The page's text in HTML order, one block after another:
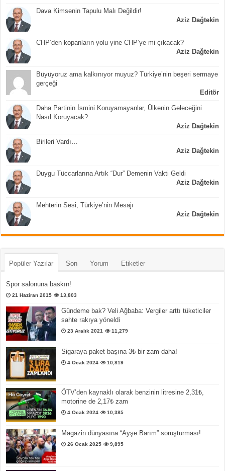
Dava Kimsenin Tapulu Malı Değildir!
Aziz Dağtekin
CHP’den kopanların yolu yine CHP’ye mi çıkacak?
Aziz Dağtekin
Büyüyoruz ama kalkınıyor muyuz? Türkiye’nin beşeri sermaye
gerçeği
Editör
Daha Partinin İsmini Koruyamayanlar, Ülkenin Geleceğini
Nasıl Koruyacak?
Aziz Dağtekin
Birileri Vardı…
Aziz Dağtekin
Duygu Tüccarlarına Artık “Dur” Demenin Vakti Geldi
Aziz Dağtekin
Mehterin Sesi, Türkiye’nin Mesajı
Aziz Dağtekin
Popüler Yazılar Son Yorum Etiketler
Spor salonuna baskın!
21 Haziran 2015 13,803
Gündeme bak? Veli Ağbaba: Vergiler arttı tüketiciler
sahte rakıya yöneldi
23 Aralık 2021 11,279
Sigaraya paket başına 3₺ bir zam daha!
4 Ocak 2024 10,819
ÖTV’den kaynaklı olarak benzinin litresine 2,31₺,
motorine de 2,17₺ zam
4 Ocak 2024 10,385
Magazin dünyasına “Ayşe Barım” soruşturması!
26 Ocak 2025 9,895